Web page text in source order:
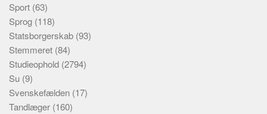
Sport (63)
Sprog (118)
Statsborgerskab (93)
Stemmeret (84)
Studieophold (2794)
Su (9)
Svenskefælden (17)
Tandlæger (160)